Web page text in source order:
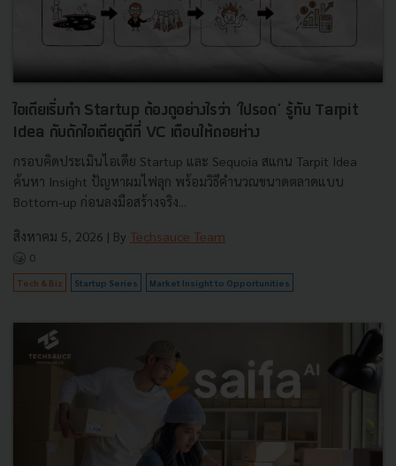
ไอเดียเริ่มทำ Startup ต้องดูอย่างไรว่า ‘ไปรอด’ รู้ทัน Tarpit
Idea กับดักไอเดียดูดีที่ VC เตือนให้ถอยห่าง
กรอบคิดประเมินไอเดีย Startup และ Sequoia สแกน Tarpit Idea
ค้นหา Insight ปัญหาผมไฟลุก พร้อมวิธีคำนวณขนาดตลาดแบบ
Bottom-up ก่อนลงมือสร้างจริง...
สิงหาคม 5, 2026 | By Techsauce Team
0
Tech & Biz Startup Series Market Insight to Opportunities